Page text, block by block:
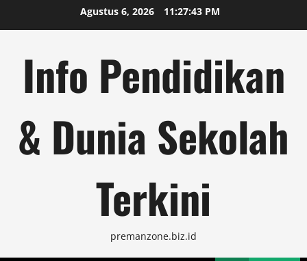
to
Agustus 6, 2026 11:27:44 PM
Info Pendidikan
& Dunia Sekolah
Terkini
premanzone.biz.id